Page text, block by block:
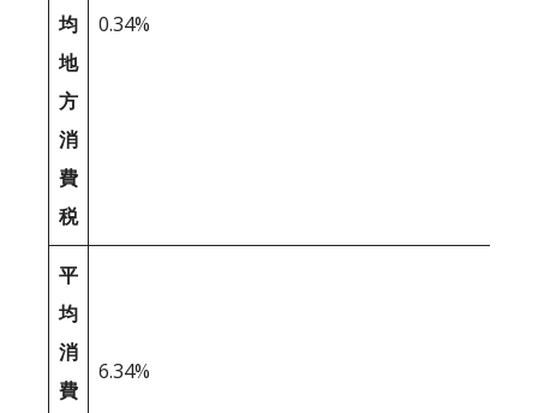
均
地
方
消
費
税
0.34%
平
均
消
費
6.34%